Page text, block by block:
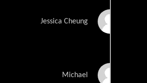
Jessica Cheung
Michael